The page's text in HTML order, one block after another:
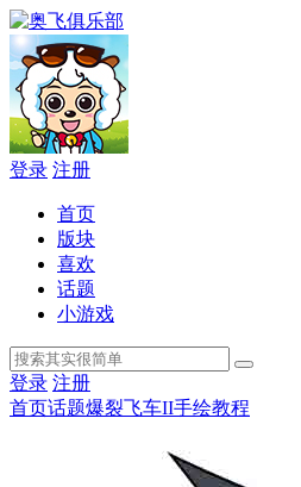
登录 注册
首页
版块
喜欢
话题
小游戏
登录 注册
首页话题爆裂飞车II手绘教程